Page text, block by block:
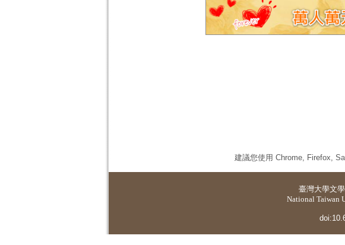
建議您使用 Chrome, Firefox,
臺灣大學文
National Taiwan